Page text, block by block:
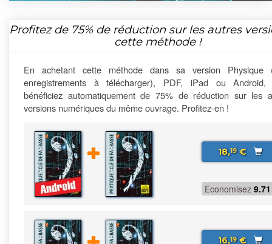
Profitez de 75%de réduction sur les autres
cette méthode !
En achetant cette méthode dans sa version Physique
enregistrements à télécharger), PDF, iPad ou Android,
bénéficiez automatiquement de 75% de réduction sur les
versions numériques du même ouvrage. Profitez-en !
18,19€
Economisez 9.71
16,19€